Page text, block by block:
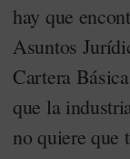
hay que
Asuntos
Cartera
que la
no quiere que